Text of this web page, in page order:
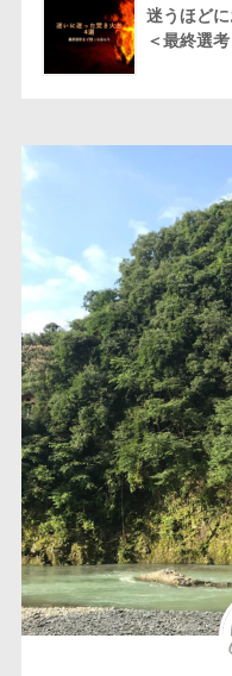
迷うほど
＜最終選